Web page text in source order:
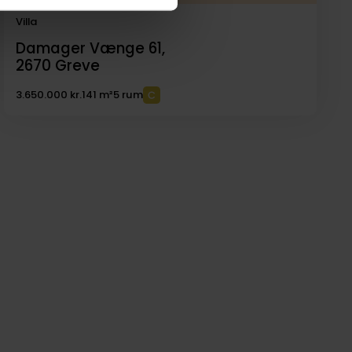
Villa
Damager Vænge 61,
2670 Greve
3.650.000 kr.141 m²5 rum